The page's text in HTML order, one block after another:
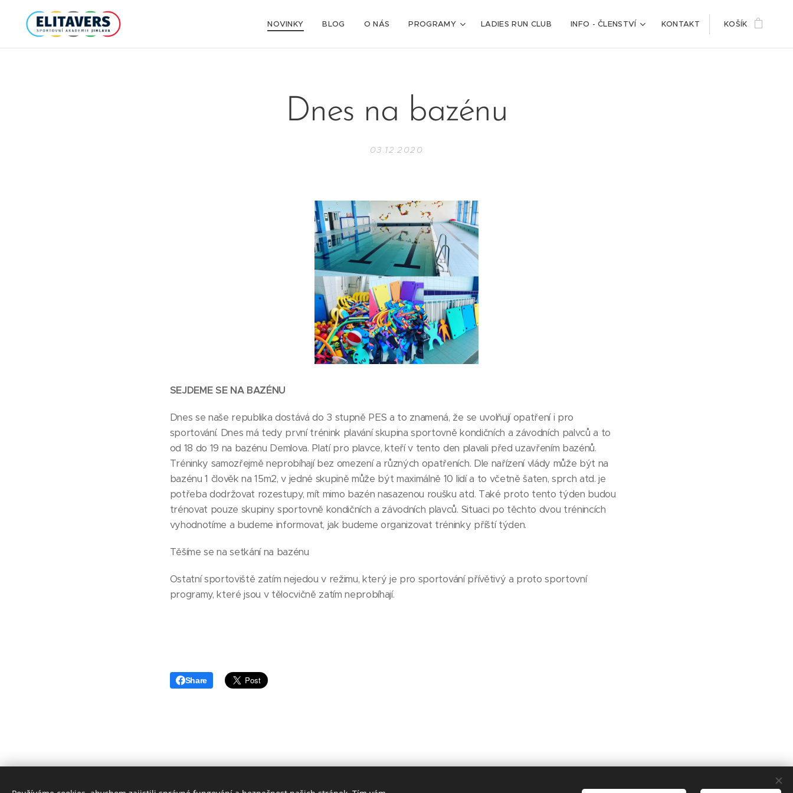
NOVINKY BLOG O NÁS PROGRAMY LADIES RUN CLUB INFO - ČLENSTVÍ KONTAKT KOŠÍK
Dnes na bazénu
03.12.2020
SEJDEME SE NA BAZÉNU
Dnes se naše republika dostává do 3 stupně PES a to znamená, že se uvolňují opatření i pro
sportování. Dnes má tedy první trénink plavání skupina sportovně kondičních a závodních palvců a to
od 18 do 19 na bazénu Demlova. Platí pro plavce, kteří v tento den plavali před uzavřením bazénů.
Tréninky samozřejmě neprobíhají bez omezení a různých opatřeních. Dle nařízení vlády může být na
bazénu 1 člověk na 15m2, v jedné skupině může být maximálně 10 lidí a to včetně šaten, sprch atd. je
potřeba dodržovat rozestupy, mít mimo bazén nasazenou roušku atd. Také proto tento týden budou
trénovat pouze skupiny sportovně kondičních a závodních plavců. Situaci po těchto dvou trénincích
vyhodnotíme a budeme informovat, jak budeme organizovat tréninky příští týden.
Těšíme se na setkání na bazénu
Ostatní sportoviště zatím nejedou v režimu, který je pro sportování přívětivý a proto sportovní
programy, které jsou v tělocvičně zatím neprobíhají.
Share